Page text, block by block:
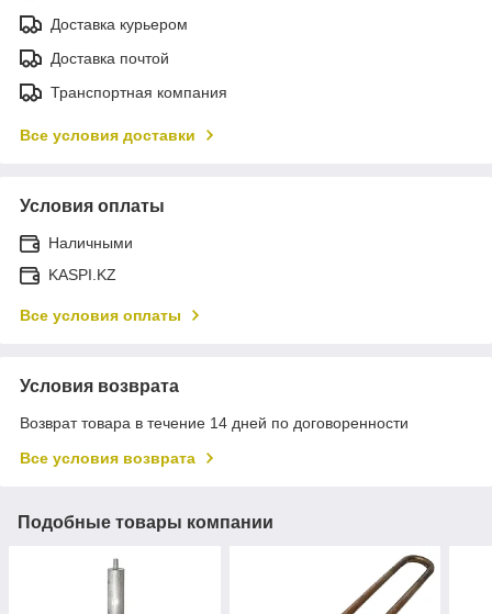
Доставка курьером
Доставка почтой
Транспортная компания
Все условия доставки
Условия оплаты
Наличными
KASPI.KZ
Все условия оплаты
Условия возврата
Возврат товара в течение 14 дней по договоренности
Все условия возврата
Подобные товары компании